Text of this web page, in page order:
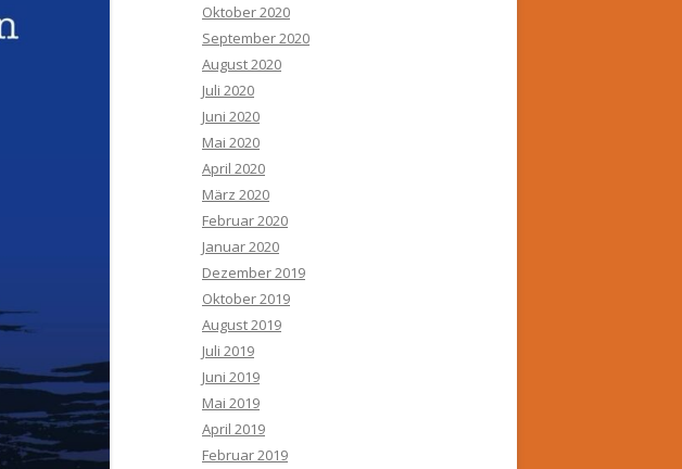
Oktober 2020
September 2020
August 2020
Juli 2020
Juni 2020
Mai 2020
April 2020
März 2020
Februar 2020
Januar 2020
Dezember 2019
Oktober 2019
August 2019
Juli 2019
Juni 2019
Mai 2019
April 2019
Februar 2019